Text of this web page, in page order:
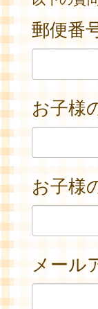
郵便番
お子様
お子様
メール